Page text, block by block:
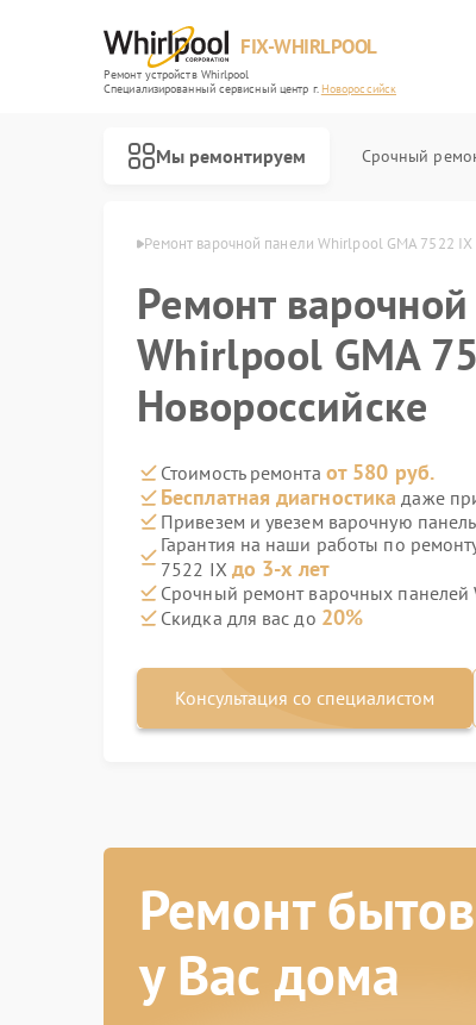
FIX-WHIRLPOOL
Ремонт устройств Whirlpool
Специализированный cервисный центр г. Новороссийск
Мы ремонтируем Срочный
Ремонт варочной панели Whirlpool GMA 7522
Ремонт
Whirlpool GMA
Новороссийске
Стоимость ремонта от 580 руб.
Бесплатная диагностика даже
Привезем и увезем варочную
Гарантия на наши работы по
7522 IX до 3-х лет
Срочный ремонт варочных панелей
Скидка для вас до 20%
Консультация со специалистом
Ремонт
у Вас дома